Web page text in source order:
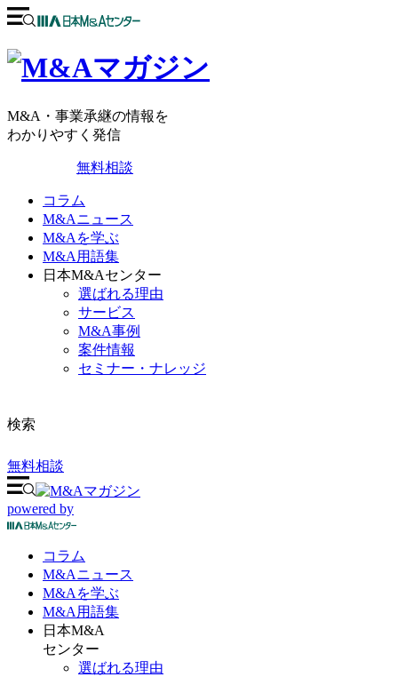
M&A・事業承継の情報を
わかりやすく発信
無料相談
コラム
M&Aニュース
M&Aを学ぶ
M&A用語集
日本M&Aセンター
選ばれる理由
サービス
M&A事例
案件情報
セミナー・ナレッジ
検索
無料相談
powered by
コラム
M&Aニュース
M&Aを学ぶ
M&A 用語集
日本M&A
センター
選ばれる理由